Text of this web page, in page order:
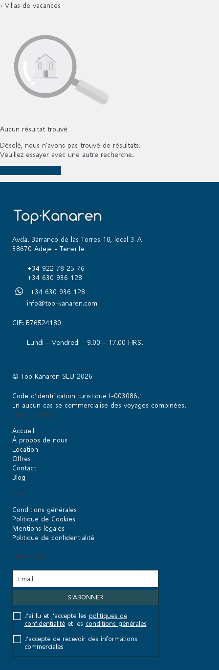
› Villas de vacances
Aucun résultat trouvé
Désolé, nous n'avons pas trouvé de résultats.
Veuillez essayer avec une autre recherche.
Avda. Barranco de las Torres 10, local 3-A
38670 Adeje - Tenerife
+34 922 78 25 76
+34 630 936 128
+34 630 936 128
info@top-kanaren.com
CIF: B76524180
Lundi – Vendredi 9.00 – 17.00 HRS.
© Top Kanaren SLU 2026
Code d’identification turistique I-003086.1
En aucun cas se commercialise des voyages combinées.
Liens rapides
Accueil
À propos de nous
Location
Offres
Contact
Blog
Aide
Conditions générales
Politique de Cookies
Mentions légales
Politique de confidentialité
Newsletter
J'ai lu et j'accepte les politiques de
confidentialitéet les conditions générales
J'accepte de recevoir des informations
commerciales